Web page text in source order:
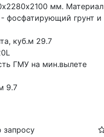
мм. Материал
фосфатирующий грунт и
куб.м 29.7
ГМУ на мин.вылете
9.7
запросу